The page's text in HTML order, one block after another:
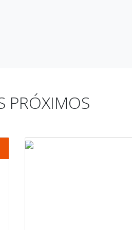
PRÓXIMOS